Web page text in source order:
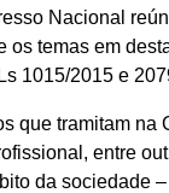
Nacional
os temas em
1015/2015 e
que tramitam
entre
da sociedade